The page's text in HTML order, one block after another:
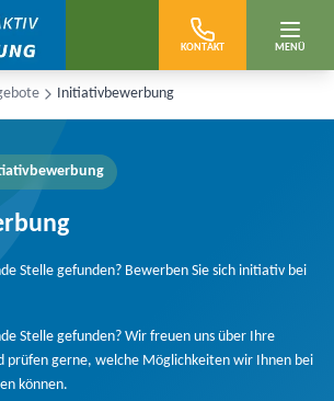
KONTAKT MENÜ
Initiativbewerbung
Stelle gefunden? Bewerben Sie sich initiativ bei
Stelle gefunden? Wir freuen uns über Ihre
prüfen gerne, welche Möglichkeiten wir Ihnen bei
können.